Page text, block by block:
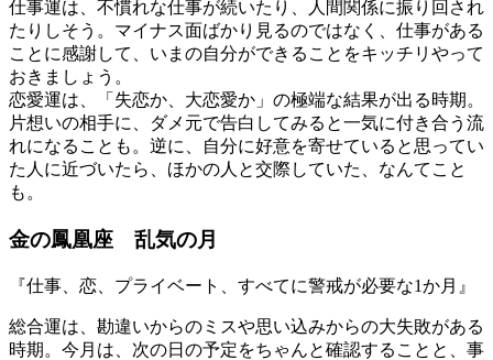
仕事運は、不慣れな仕事が続いたり、人間関係に振り回され
たりしそう。マイナス面ばかり見るのではなく、仕事がある
ことに感謝して、いまの自分ができることをキッチリやって
おきましょう。
恋愛運は、「失恋か、大恋愛か」の極端な結果が出る時期。
片想いの相手に、ダメ元で告白してみると一気に付き合う流
れになることも。逆に、自分に好意を寄せていると思ってい
た人に近づいたら、ほかの人と交際していた、なんてこと
も。
金の鳳凰座 乱気の月
『仕事、恋、プライベート、すべてに警戒が必要な1か月』
総合運は、勘違いからのミスや思い込みからの大失敗がある
時期。今月は、次の日の予定をちゃんと確認することと、事